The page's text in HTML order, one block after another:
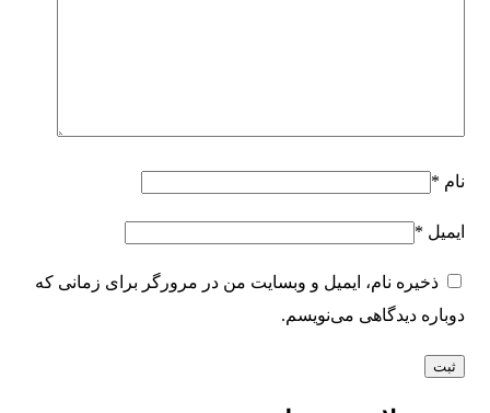
نام *
ایمیل *
ذخیره نام، ایمیل و وبسایت من در مرورگر برای زمانی که
دوباره دیدگاهی می‌نویسم.